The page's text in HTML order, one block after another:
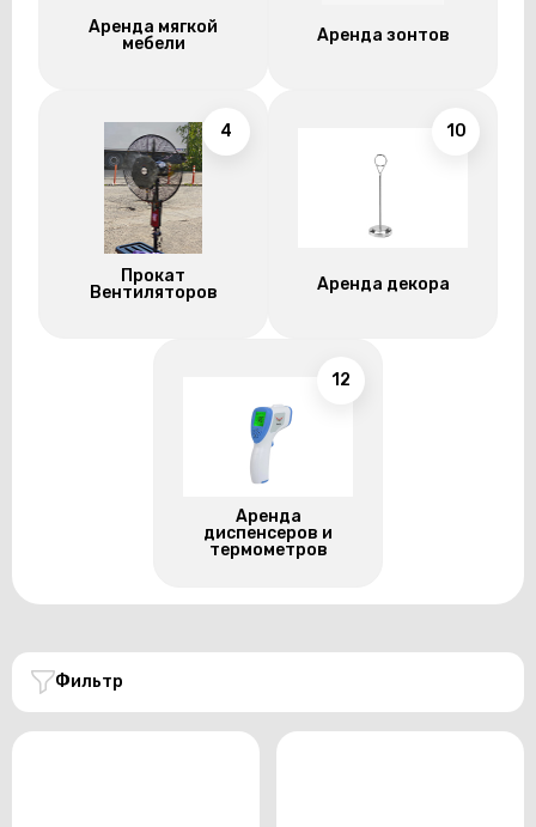
Аренда мягкой
мебели
Аренда зонтов
4
Прокат
Вентиляторов
10
Аренда декора
12
Аренда
диспенсеров и
термометров
Фильтр